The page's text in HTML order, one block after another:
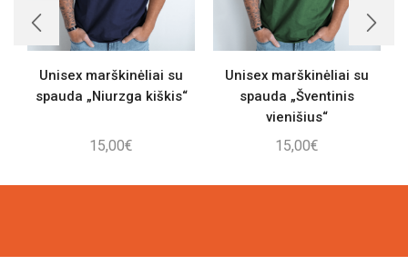
Unisex marškinėliai su
spauda „Niurzga kiškis“
15,00€
Unisex marškinėliai su
spauda „Šventinis
vienišius“
15,00€